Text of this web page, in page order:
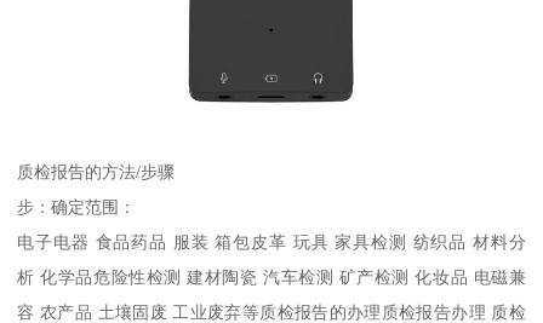
质检报告的方法/步骤
步：确定范围：
电子电器 食品药品 服装 箱包皮革 玩具 家具检测 纺织品 材料分
析 化学品危险性检测 建材陶瓷 汽车检测 矿产检测 化妆品 电磁兼
容 农产品 土壤固废 工业废弃等质检报告的办理质检报告办理 质检